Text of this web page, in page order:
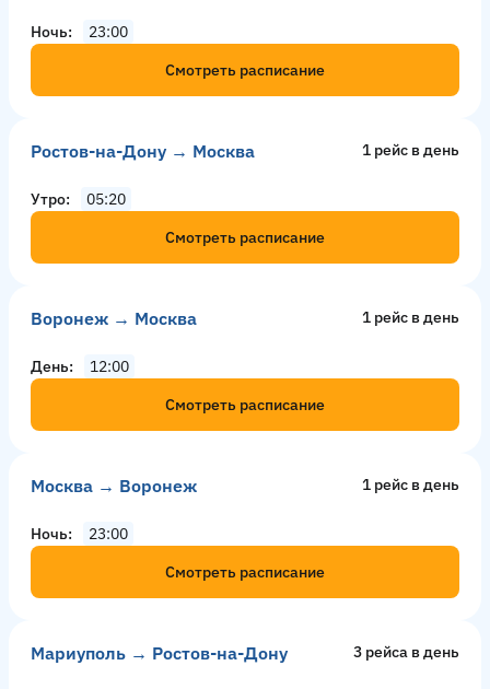
Ночь
23:00
Смотреть расписание
Ростов-на-Дону → Москва 1 рейс в день
Утро
05:20
Смотреть расписание
Воронеж → Москва 1 рейс в день
День
12:00
Смотреть расписание
Москва → Воронеж 1 рейс в день
Ночь
23:00
Смотреть расписание
Мариуполь → Ростов-на-Дону 3 рейсa в день